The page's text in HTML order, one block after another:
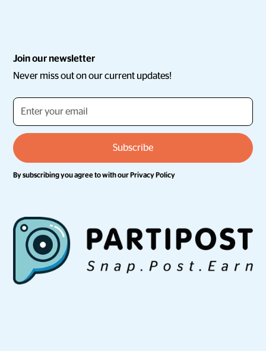
Join our newsletter
Never miss out on our current updates!
By subscribing you agree to with ourPrivacy Policy